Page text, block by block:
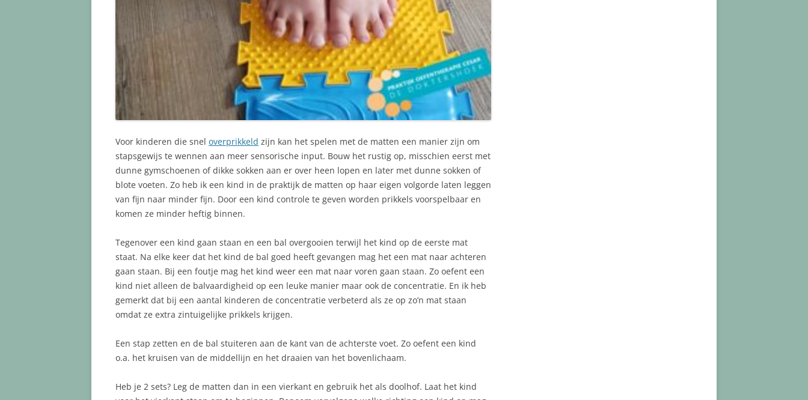
Voor kinderen die snel overprikkeld zijn kan het spelen met de matten een manier zijn om
stapsgewijs te wennen aan meer sensorische input. Bouw het rustig op, misschien eerst met
dunne gymschoenen of dikke sokken aan er over heen lopen en later met dunne sokken of
blote voeten. Zo heb ik een kind in de praktijk de matten op haar eigen volgorde laten leggen
van fijn naar minder fijn. Door een kind controle te geven worden prikkels voorspelbaar en
komen ze minder heftig binnen.
Tegenover een kind gaan staan en een bal overgooien terwijl het kind op de eerste mat
staat. Na elke keer dat het kind de bal goed heeft gevangen mag het een mat naar achteren
gaan staan. Bij een foutje mag het kind weer een mat naar voren gaan staan. Zo oefent een
kind niet alleen de balvaardigheid op een leuke manier maar ook de concentratie. En ik heb
gemerkt dat bij een aantal kinderen de concentratie verbeterd als ze op zo’n mat staan
omdat ze extra zintuigelijke prikkels krijgen.
Een stap zetten en de bal stuiteren aan de kant van de achterste voet. Zo oefent een kind
o.a. het kruisen van de middellijn en het draaien van het bovenlichaam.
Heb je 2 sets? Leg de matten dan in een vierkant en gebruik het als doolhof. Laat het kind